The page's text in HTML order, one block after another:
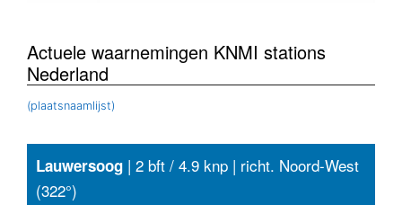
Actuele waarnemingen KNMI stations
Nederland
(plaatsnaamlijst)
Lauwersoog | 2 bft / 4.9 knp | richt. Noord-West
(322°)